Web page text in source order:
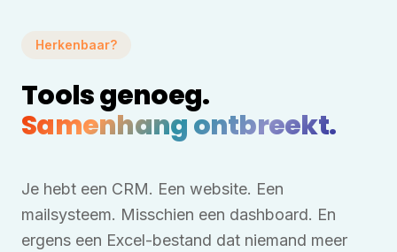
Herkenbaar?
Tools genoeg.
Samenhang ontbreekt.
Je hebt een CRM. Een website. Een
mailsysteem. Misschien een dashboard. En
ergens een Excel-bestand dat niemand meer